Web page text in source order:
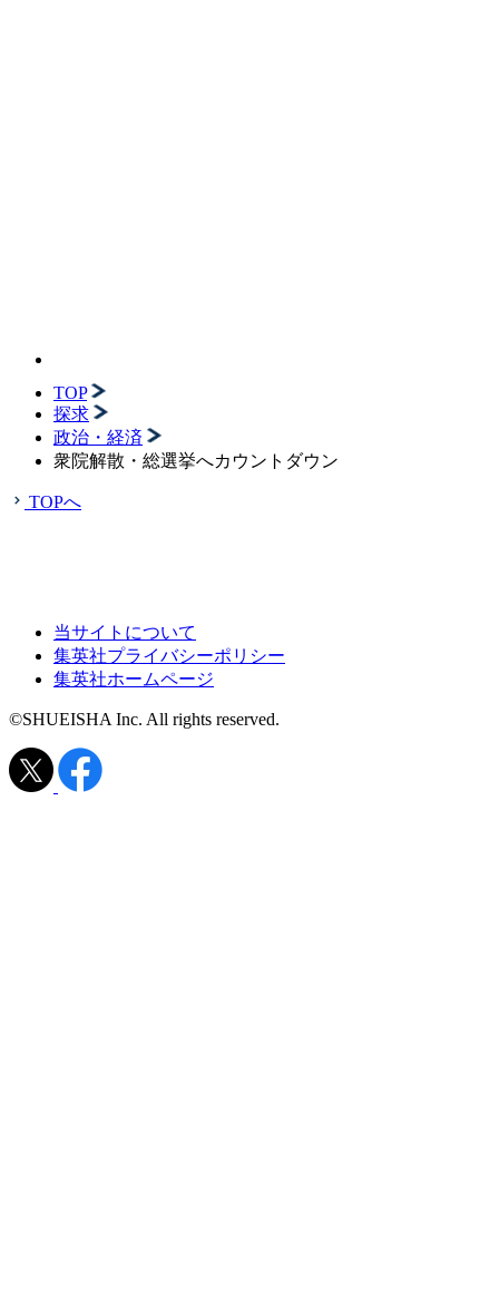
TOP
探求
政治・経済
衆院解散・総選挙へカウントダウン
TOPへ
当サイトについて
集英社プライバシーポリシー
集英社ホームページ
©SHUEISHA Inc. All rights reserved.